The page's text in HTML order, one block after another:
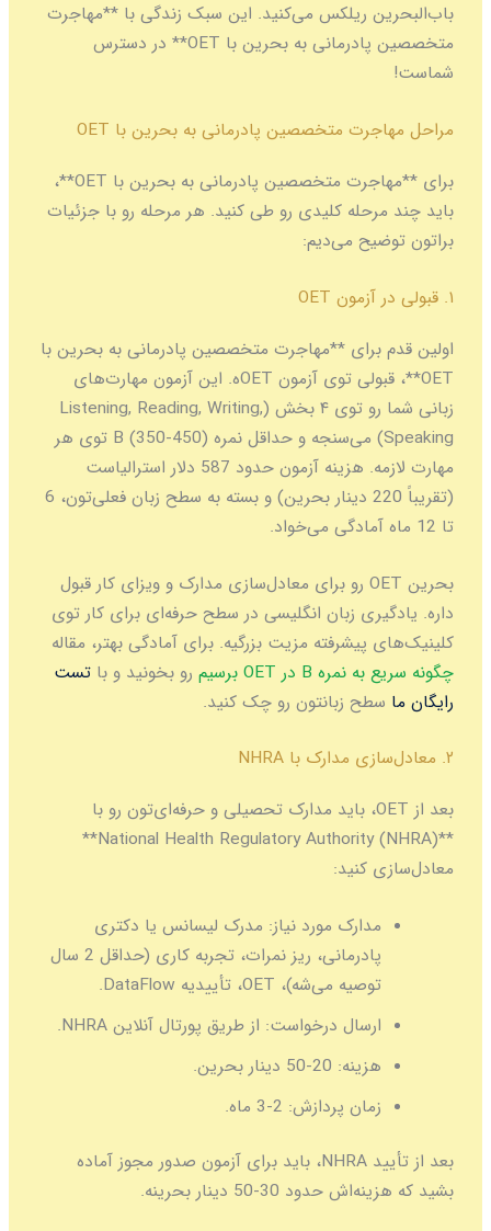
باب‌البحرین ریلکس می‌کنید. این سبک زندگی با **مهاجرت
متخصصین پادرمانی به بحرین با OET** در دسترس
شماست!
مراحل مهاجرت متخصصین پادرمانی به بحرین با OET
برای **مهاجرت متخصصین پادرمانی به بحرین با OET**،
باید چند مرحله کلیدی رو طی کنید. هر مرحله رو با جزئیات
براتون توضیح می‌دیم:
۱. قبولی در آزمون OET
اولین قدم برای **مهاجرت متخصصین پادرمانی به بحرین با
OET**، قبولی توی آزمون OETه. این آزمون مهارت‌های
زبانی شما رو توی ۴ بخش (Listening, Reading, Writing,
Speaking) می‌سنجه و حداقل نمره B (350-450) توی هر
مهارت لازمه. هزینه آزمون حدود 587 دلار استرالیاست
(تقریباً 220 دینار بحرین) و بسته به سطح زبان فعلی‌تون، 6
تا 12 ماه آمادگی می‌خواد.
بحرین OET رو برای معادل‌سازی مدارک و ویزای کار قبول
داره. یادگیری زبان انگلیسی در سطح حرفه‌ای برای کار توی
کلینیک‌های پیشرفته مزیت بزرگیه. برای آمادگی بهتر، مقاله
چگونه سریع به نمره B در OET برسیم
رو بخونید و با تست
رایگان ما سطح زبانتون رو چک کنید.
۲. معادل‌سازی مدارک با NHRA
بعد از OET، باید مدارک تحصیلی و حرفه‌ای‌تون رو با
**National Health Regulatory Authority (NHRA)**
معادل‌سازی کنید:
مدارک مورد نیاز: مدرک لیسانس یا دکتری
پادرمانی، ریز نمرات، تجربه کاری (حداقل 2 سال
توصیه می‌شه)، OET، تأییدیه DataFlow.
ارسال درخواست: از طریق پورتال آنلاین NHRA.
هزینه:
زمان پردازش:
بعد از تأیید NHRA، باید برای آزمون صدور مجوز آماده
بشید که هزینه‌اش حدود 30-50 دینار بحرینه.